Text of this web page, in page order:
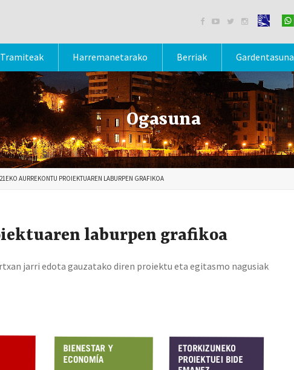
   
Tramiteak Harremanetarako Berriak Gardentasuna
Ogasuna
AURREKONTU PROIEKTUAREN LABURPEN GRAFIKOA
laburpen grafikoa
jarri edota gauzatako diren proiektu eta egitasmo nagusiak